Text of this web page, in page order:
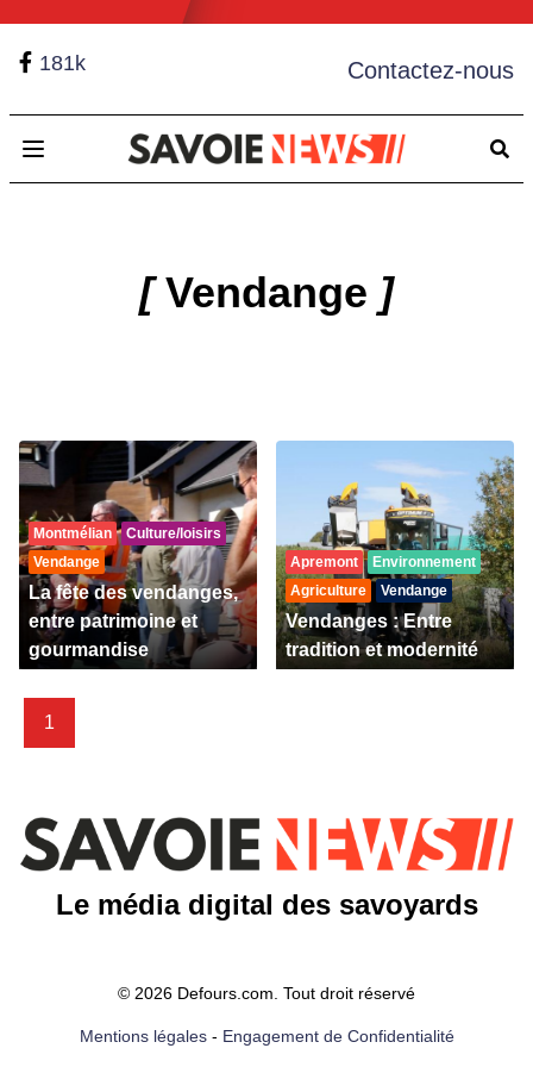
181k Contactez-nous
Open main menu
[Vendange ]
Montmélian
Culture/loisirs
Vendange
La fête des vendanges,
entre patrimoine et
gourmandise
Apremont
Environnement
Agriculture
Vendange
Vendanges : Entre
tradition et modernité
1
Le média digital des savoyards
© 2026 Defours.com. Tout droit réservé
Mentions légales- Engagement de Confidentialité